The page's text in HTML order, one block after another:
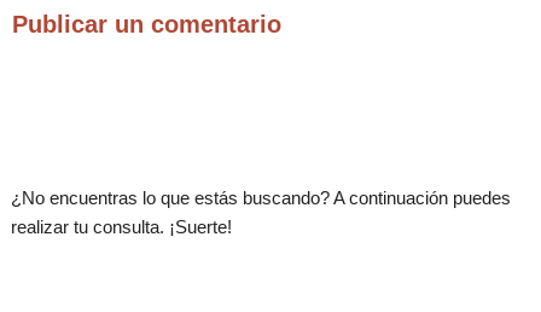
Publicar un comentario
¿No encuentras lo que estás buscando? A continuación puedes
realizar tu consulta. ¡Suerte!